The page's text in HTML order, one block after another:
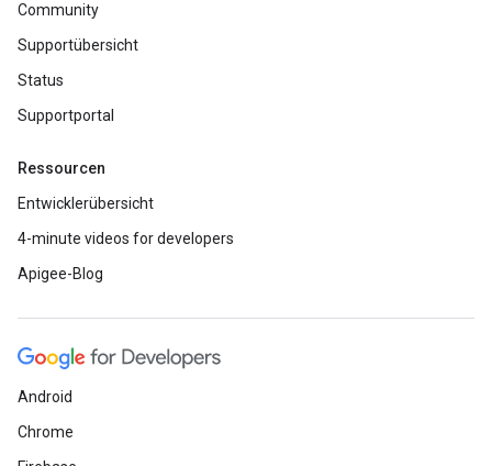
Community
Supportübersicht
Status
Supportportal
Ressourcen
Entwicklerübersicht
4-minute videos for developers
Apigee-Blog
Android
Chrome